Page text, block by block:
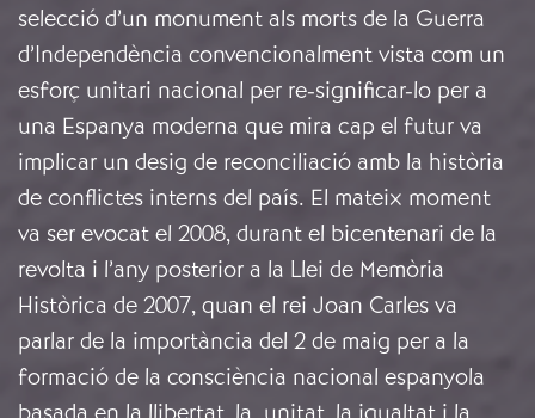
selecció d’un monument als morts de la Guerra
d’Independència convencionalment vista com un
esforç unitari nacional per re-significar-lo per a
una Espanya moderna que mira cap el futur va
implicar un desig de reconciliació amb la història
de conflictes interns del país. El mateix moment
va ser evocat el 2008, durant el bicentenari de la
revolta i l’any posterior a la Llei de Memòria
Històrica de 2007, quan el rei Joan Carles va
parlar de la importància del 2 de maig per a la
formació de la consciència nacional espanyola